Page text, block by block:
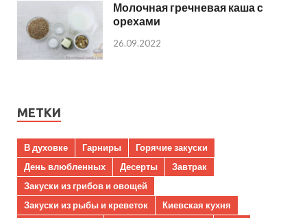
Молочная гречневая каша с
орехами
26.09.2022
МЕТКИ
В духовке Гарниры
Горячие закуски
День влюбленных
Десерты
Завтрак
Закуски из грибов и овощей
Закуски из рыбы и креветок
Киевская кухня